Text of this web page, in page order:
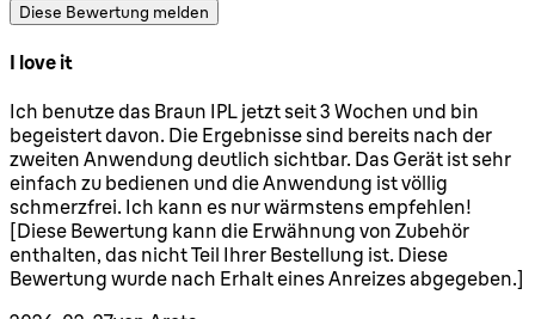
Diese Bewertung melden
I love it
5 Sterne von maximal 5
Ich benutze das Braun IPL jetzt seit 3 Wochen und bin
begeistert davon. Die Ergebnisse sind bereits nach der
zweiten Anwendung deutlich sichtbar. Das Gerät ist sehr
einfach zu bedienen und die Anwendung ist völlig
schmerzfrei. Ich kann es nur wärmstens empfehlen!
[Diese Bewertung kann die Erwähnung von Zubehör
enthalten, das nicht Teil Ihrer Bestellung ist. Diese
Bewertung wurde nach Erhalt eines Anreizes abgegeben.]